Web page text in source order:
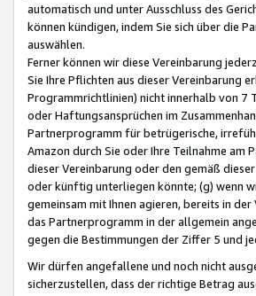
automatisch und unter Ausschluss des
können kündigen, indem Sie sich über die
auswählen.
Ferner können wir diese Vereinbarung
Sie Ihre Pflichten aus dieser Vereinbarung
Programmrichtlinien) nicht innerhalb von 7
oder Haftungsansprüchen im
Partnerprogramm für betrügerische,
Amazon durch Sie oder Ihre Teilnahme am
dieser Vereinbarung oder den gemäß
oder künftig unterliegen könnte; (g) wenn
gemeinsam mit Ihnen agieren, bereits in
das Partnerprogramm in der allgemein
gegen die Bestimmungen der Ziffer 5 und
Wir dürfen angefallene und noch nicht
sicherzustellen, dass der richtige Betrag